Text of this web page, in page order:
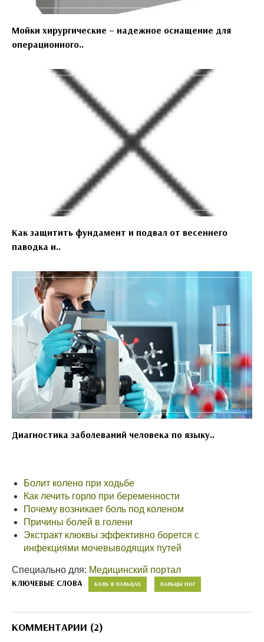
Мойки хирургические – надежное оснащение для
операционного..
Как защитить фундамент и подвал от весеннего
паводка и..
Диагностика заболеваний человека по языку..
Болит колено при ходьбе
Как лечить горло при беременности
Почему возникает боль под коленом
Причины болей в голени
Экстракт клюквы эффективно борется с
инфекциями мочевыводящих путей
Специально для: Медицинский портал
КЛЮЧЕВЫЕ СЛОВА БОЛЬ В ПАЛЬЦАХ ПАЛЬЦЫ НОГ
КОММЕНТАРИИ (2)